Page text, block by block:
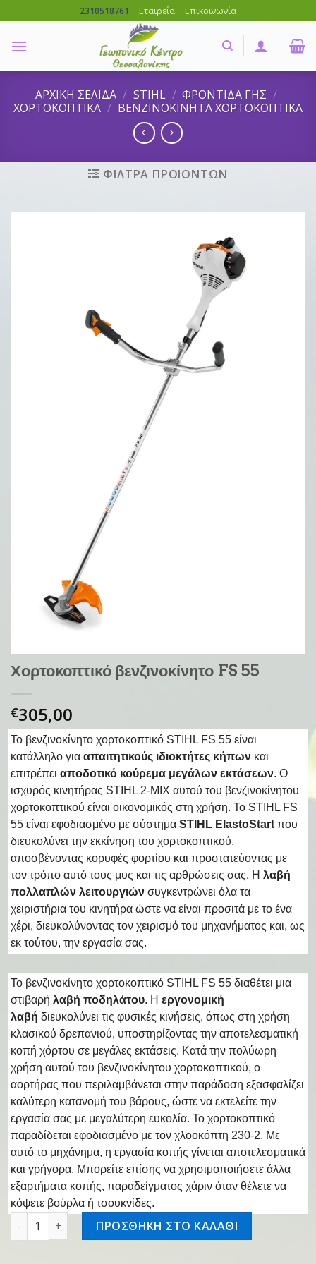
to
content
2310518761 Εταιρεία Επικοινωνία
ΑΡΧΙΚΗ ΣΕΛΙΔΑ / STIHL / ΦΡΟΝΤΙΔΑ ΓΗΣ /
ΧΟΡΤΟΚΟΠΤΙΚΑ / ΒΕΝΖΙΝΟΚΙΝΗΤΑ ΧΟΡΤΟΚΟΠΤΙΚΑ
ΦΙΛΤΡΑ ΠΡΟΙΟΝΤΩΝ
Χορτοκοπτικό βενζινοκίνητο FS 55
€305,00
Το βενζινοκίνητο χορτοκοπτικό STIHL FS 55 είναι
κατάλληλο για απαιτητικούς ιδιοκτήτες κήπων και
επιτρέπει αποδοτικό κούρεμα μεγάλων εκτάσεων. Ο
ισχυρός κινητήρας STIHL 2-MIX αυτού του βενζινοκίνητου
χορτοκοπτικού είναι οικονομικός στη χρήση. Το STIHL FS
55 είναι εφοδιασμένο με σύστημα STIHL ElastoStart που
διευκολύνει την εκκίνηση του χορτοκοπτικού,
αποσβένοντας κορυφές φορτίου και προστατεύοντας με
τον τρόπο αυτό τους μυς και τις αρθρώσεις σας. Η λαβή
πολλαπλών λειτουργιών συγκεντρώνει όλα τα
χειριστήρια του κινητήρα ώστε να είναι προσιτά με το ένα
χέρι, διευκολύνοντας τον χειρισμό του μηχανήματος και, ως
εκ τούτου, την εργασία σας.
Το βενζινοκίνητο χορτοκοπτικό STIHL FS 55 διαθέτει μια
στιβαρή λαβή ποδηλάτου. Η εργονομική
λαβή διευκολύνει τις φυσικές κινήσεις, όπως στη χρήση
κλασικού δρεπανιού, υποστηρίζοντας την αποτελεσματική
κοπή χόρτου σε μεγάλες εκτάσεις. Κατά την πολύωρη
χρήση αυτού του βενζινοκίνητου χορτοκοπτικού, ο
αορτήρας που περιλαμβάνεται στην παράδοση εξασφαλίζει
καλύτερη κατανομή του βάρους, ώστε να εκτελείτε την
εργασία σας με μεγαλύτερη ευκολία. Το χορτοκοπτικό
παραδίδεται εφοδιασμένο με τον χλοοκόπτη 230-2. Με
αυτό το μηχάνημα, η εργασία κοπής γίνεται αποτελεσματικά
και γρήγορα. Μπορείτε επίσης να χρησιμοποιήσετε άλλα
εξαρτήματα κοπής, παραδείγματος χάριν όταν θέλετε να
κόψετε βούρλα ή τσουκνίδες.
Χορτοκοπτικό βενζινοκίνητο FS 55 ποσότητα
ΠΡΟΣΘΗΚΗ ΣΤΟ ΚΑΛΑΘΙ